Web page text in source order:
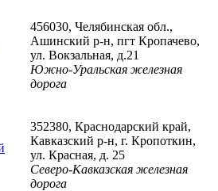
456030, Челябинская обл.,
Ашинский р-н, пгт Кропачево,
ул. Вокзальная, д.21
Южно-Уральская железная
дорога
352380, Краснодарский край,
Кавказский р-н, г. Кропоткин,
ул. Красная, д. 25
Северо-Кавказская железная
дорога